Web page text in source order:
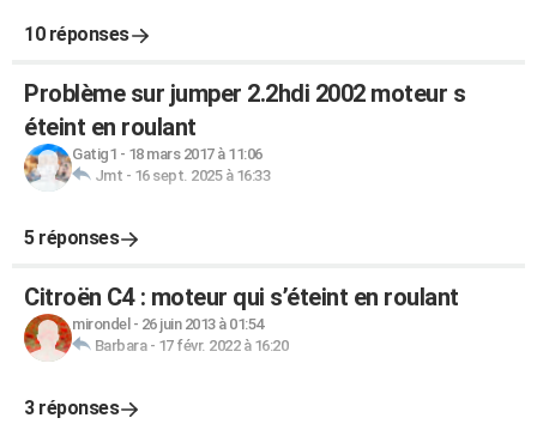
10 réponses
Problème sur jumper 2.2hdi 2002 moteur s
éteint en roulant
Gatig1 - 18 mars 2017 à 11:06
Jmt - 16 sept. 2025 à 16:33
5 réponses
Citroën C4 : moteur qui s’éteint en roulant
mirondel - 26 juin 2013 à 01:54
Barbara- 17 févr. 2022 à 16:20
3 réponses